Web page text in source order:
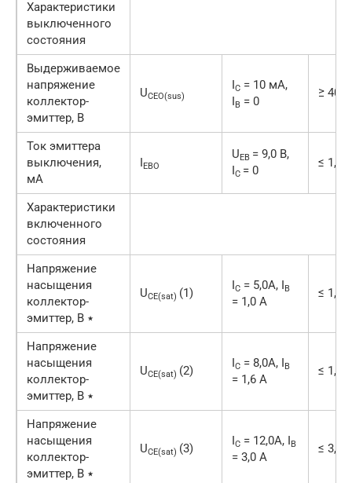
Характеристики
выключенного
состояния
Выдерживаемое
напряжение
коллектор-
эмиттер, В
UCEO(sus)
IC = 10 мА,
I B = 0
≥ 400
Ток эмиттера
выключения,
мА
I EBO
U EB = 9,0 В,
IC = 0
≤ 1,0
Характеристики
включенного
состояния
Напряжение
насыщения
коллектор-
эмиттер, В ٭
UCE(sat) (1)
IC = 5,0А, I B
= 1,0 А
≤ 1,0
Напряжение
насыщения
коллектор-
эмиттер, В ٭
UCE(sat) (2)
IC = 8,0А, I B
= 1,6 А
≤ 1,5
Напряжение
насыщения
коллектор-
эмиттер, В ٭
UCE(sat) (3)
IC = 12,0А, I B
= 3,0 А
≤ 3,0